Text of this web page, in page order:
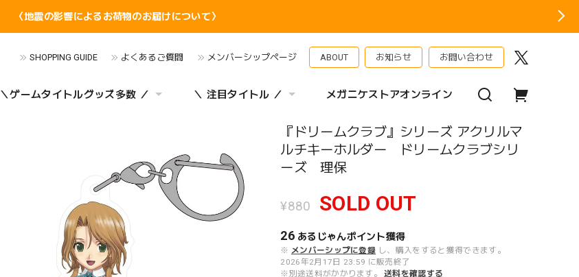
〈地震の影響によるお荷物のお届けについて〉
SHOPPING GUIDE よくあるご質問 メンバーシップページ ABOUT お知らせ お問い合わせ
＼ゲームタイトルグッズ多数 ／ ＼ 注目タイトル ／ メガニケストアオンライン
『ドリームクラブ』シリーズ アクリルマ
ルチキーホルダー ドリームクラブシリ
ーズ 理保
¥880 SOLD OUT
26 あるじゃんポイント獲得
※ メンバーシップに登録 し、購入をすると獲得できます。
2026年2月17日 23:59 に販売終了
※別途送料がかかります。
送料を確認する